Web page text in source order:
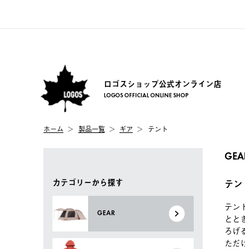
ロゴスショップ公式オンライン店
LOGOS OFFICIAL ONLINE SHOP
ホーム 製品一覧 ギア テント
カテゴリーから探す
GEAR
テン
テン
とと
ろげ
ただ